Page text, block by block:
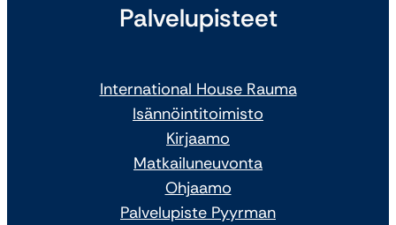
Palvelupisteet
International House Rauma
Isännöintitoimisto
Kirjaamo
Matkailuneuvonta
Ohjaamo
Palvelupiste Pyyrman